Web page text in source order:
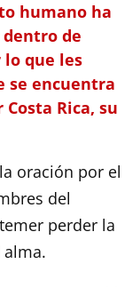
humano ha
de
lo que les
se encuentra
Rica, su
oración por el
del
perder la